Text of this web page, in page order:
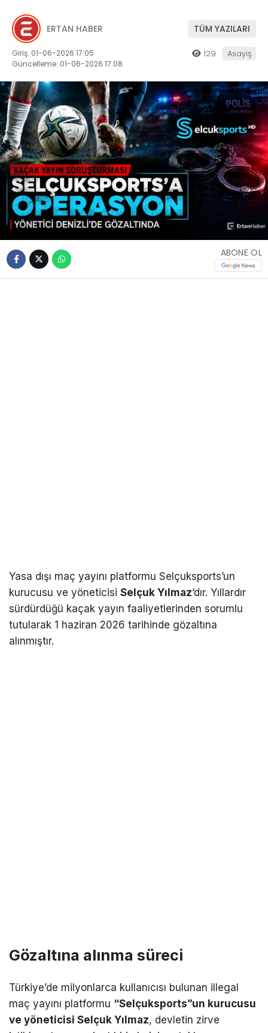
ERTAN HABER TÜM YAZILARI
Giriş: 01-06-2026 17:05
Güncelleme: 01-06-2026 17:08
129 Asayiş
ABONE OL
Yasa dışı maç yayını platformu Selçuksports’un
kurucusu ve yöneticisi Selçuk Yılmaz‘dır. Yıllardır
sürdürdüğü kaçak yayın faaliyetlerinden sorumlu
tutularak 1 haziran 2026 tarihinde gözaltına
alınmıştır.
Gözaltına alınma süreci
Türkiye’de milyonlarca kullanıcısı bulunan illegal
maç yayını platformu “Selçuksports”un kurucusu
ve yöneticisi Selçuk Yılmaz, devletin zirve